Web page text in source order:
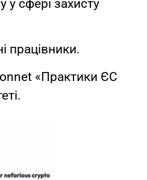
у сфері захисту
працівники.
«Практики ЄС